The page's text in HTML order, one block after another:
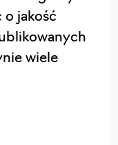
o jakość
wiele